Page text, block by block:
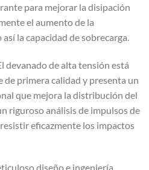
para mejorar la disipación
el aumento de la
la capacidad de sobrecarga.
devanado de alta tensión está
de primera calidad y presenta un
que mejora la distribución del
riguroso análisis de impulsos de
eficazmente los impactos
diseño e ingeniería,